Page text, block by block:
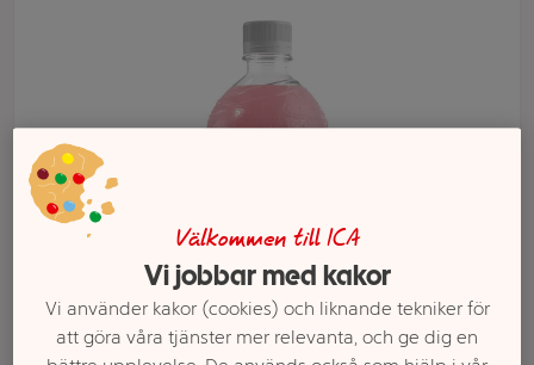
Välkommen till ICA
Vi jobbar med kakor
Vi använder kakor (cookies) och liknande tekniker för
att göra våra tjänster mer relevanta, och ge dig en